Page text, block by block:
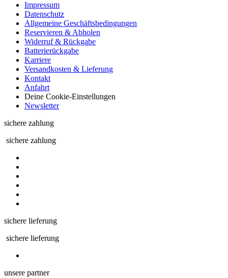
Impressum
Datenschutz
Allgemeine Geschäftsbedingungen
Reservieren & Abholen
Widerruf & Rückgabe
Batterierückgabe
Karriere
Versandkosten & Lieferung
Kontakt
Anfahrt
Deine Cookie-Einstellungen
Newsletter
sichere zahlung
sichere zahlung
sichere lieferung
sichere lieferung
unsere partner